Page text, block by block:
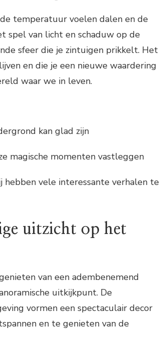
temperatuur voelen dalen en de
spel van licht en schaduw op de
sfeer die je zintuigen prikkelt. Het
en die je een nieuwe waardering
waar we in leven.
kan glad zijn
magische momenten vastleggen
hebben vele interessante verhalen te
uitzicht op het
van een adembenemend
uitkijkpunt. De
vormen een spectaculair decor
en te genieten van de